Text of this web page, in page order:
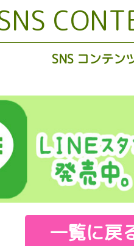
SNS コンテン
一覧に戻